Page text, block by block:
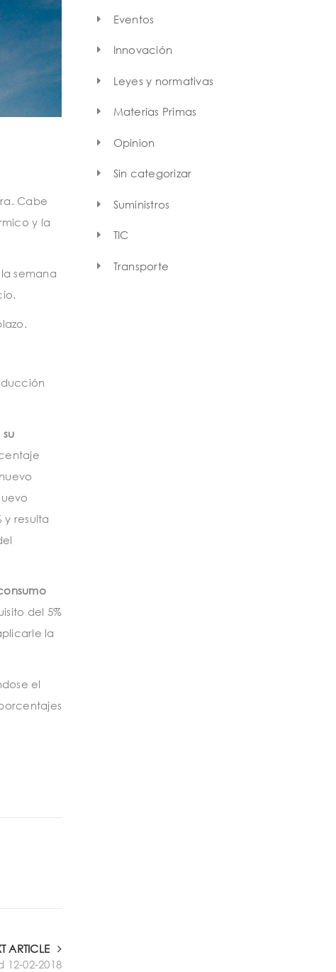
Cabe
y la
semana
y resulta
del 5%
la
el
ARTICLE
02-2018
Eventos
Innovación
Leyes y normativas
Materias Primas
Opinion
Sin categorizar
Suministros
TIC
Transporte